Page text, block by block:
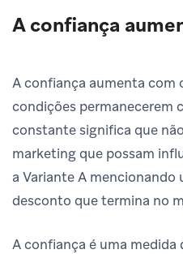
A confiança
A confiança aumenta com
condições permanecerem
constante significa que
marketing que possam
a Variante A mencionando
desconto que termina no
A confiança é uma